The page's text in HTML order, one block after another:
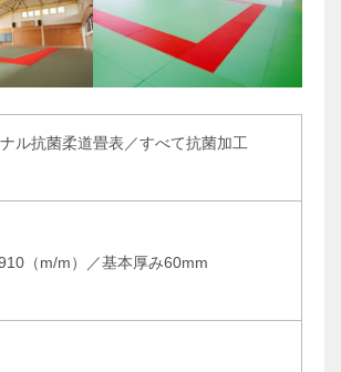
ル抗菌柔道畳表／すべて抗菌加工
（m/m）／基本厚み60mm